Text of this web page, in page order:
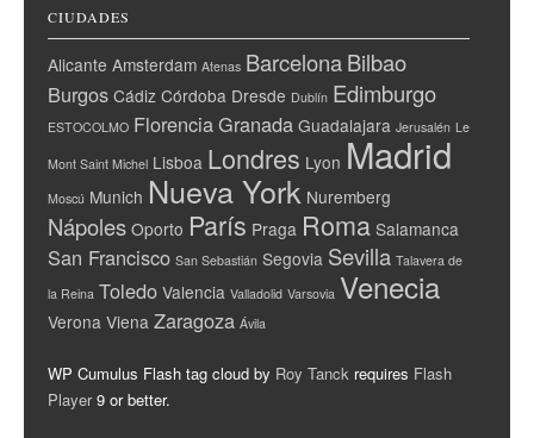
CIUDADES
Alicante Amsterdam Atenas BarcelonaBilbao
Burgos Cádiz Córdoba Dresde Dublín Edimburgo
ESTOCOLMO FlorenciaGranada Guadalajara Jerusalén Le
Mont Saint Michel Lisboa Londres Lyon Madrid
Moscú Munich Nueva York Nuremberg
Nápoles Oporto París Praga Roma Salamanca
San Francisco San Sebastián Segovia Sevilla Talavera de
la Reina Toledo Valencia Valladolid Varsovia Venecia
Verona Viena Zaragoza Ávila
WP Cumulus Flash tag cloud by Roy Tanck requires Flash
Player9 or better.